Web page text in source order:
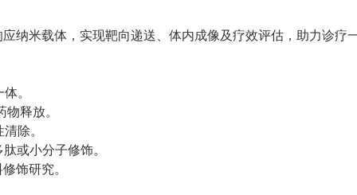
纳米载体，实现靶向递送、体内成像及疗效评估，助力诊疗
。
释放。
除。
或小分子修饰。
饰研究。